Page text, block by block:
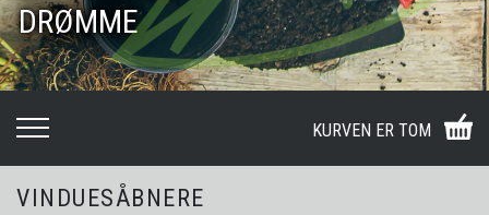
DRØMME
KURVEN ER TOM
VINDUESÅBNERE